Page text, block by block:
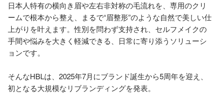
日本人特有の横向き眉や左右非対称の毛流れを、専用のクリ
ームで根本から整え、まるで“眉整形”のような自然で美しい仕
上がりを叶えます。性別を問わず支持され、セルフメイクの
手間や悩みを大きく軽減できる、日常に寄り添うソリューシ
ョンです。
そんなHBLは、2025年7月にブランド誕生から5周年を迎え、
初となる大規模なリブランディングを発表。